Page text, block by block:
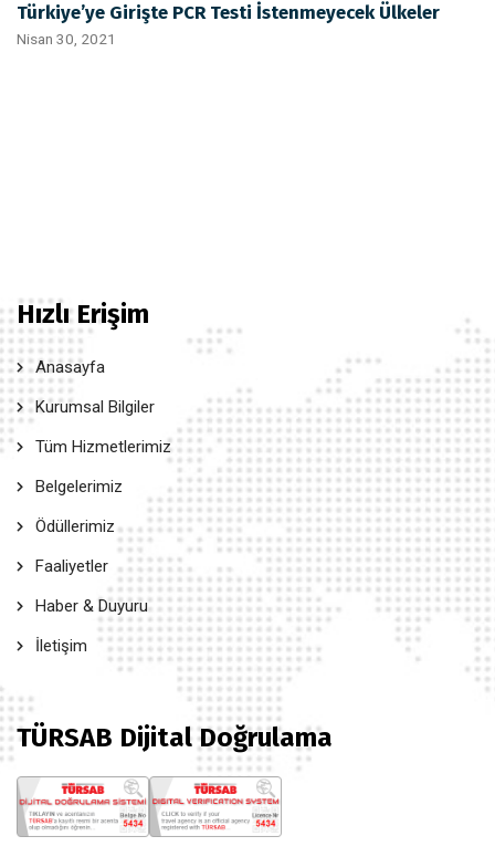
Türkiye’ye Girişte PCR Testi İstenmeyecek Ülkeler
Nisan 30, 2021
Hızlı Erişim
Anasayfa
Kurumsal Bilgiler
Tüm Hizmetlerimiz
Belgelerimiz
Ödüllerimiz
Faaliyetler
Haber & Duyuru
İletişim
TÜRSAB Dijital Doğrulama